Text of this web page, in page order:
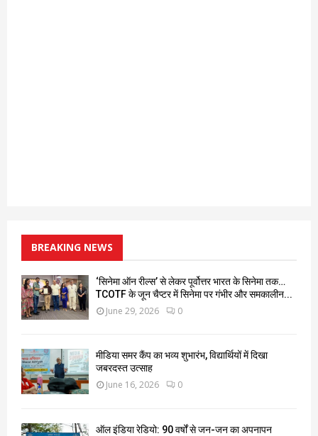
BREAKING NEWS
‘सिनेमा ऑन रील्स’ से लेकर पूर्वोत्तर भारत के सिनेमा तक…
TCOTF के जून चैप्टर में सिनेमा पर गंभीर और समकालीन...
June 29, 2026 0
मीडिया समर कैंप का भव्य शुभारंभ, विद्यार्थियों में दिखा
जबरदस्त उत्साह
June 16, 2026 0
ऑल इंडिया रेडियो: 90 वर्षों से जन-जन का अपनापन